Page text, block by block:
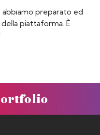
abbiamo preparato ed
piattaforma. È